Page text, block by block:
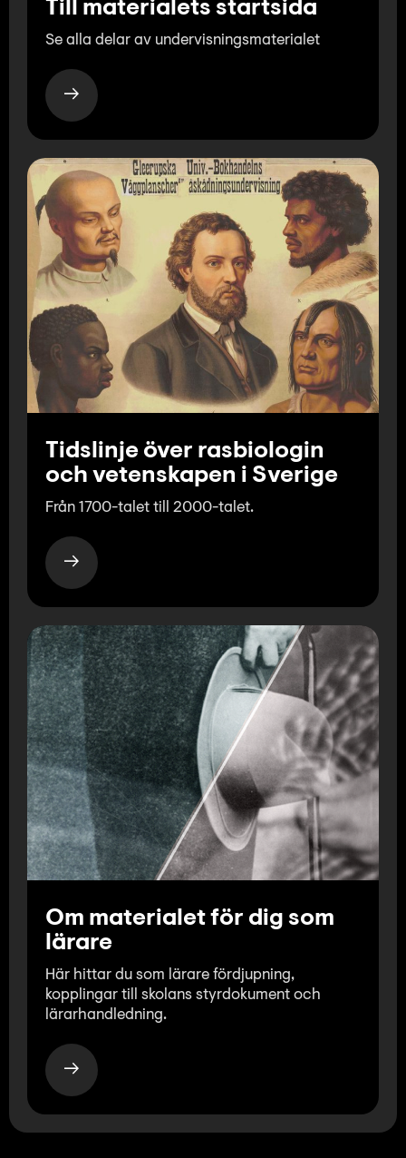
Till materialets startsida
Se alla delar av undervisningsmaterialet
Tidslinje över rasbiologin
och vetenskapen i Sverige
Från 1700-talet till 2000-talet.
Om materialet för dig som
lärare
Här hittar du som lärare fördjupning,
kopplingar till skolans styrdokument och
lärarhandledning.